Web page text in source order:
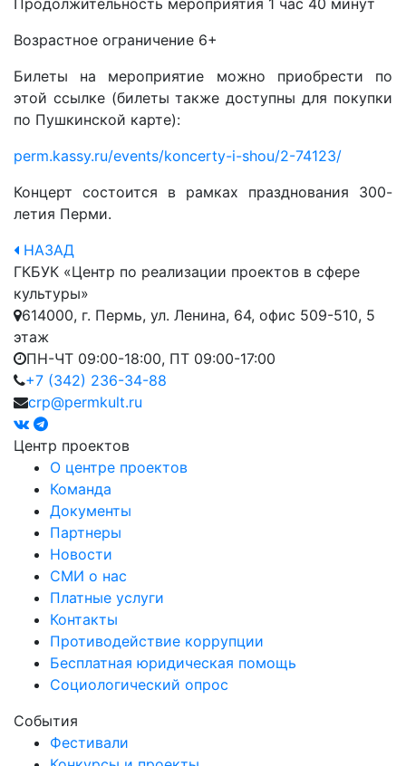
Продолжительность мероприятия 1 час 40 минут
Возрастное ограничение 6+
Билеты на мероприятие можно приобрести по
этой ссылке (билеты также доступны для покупки
по Пушкинской карте):
perm.kassy.ru/events/koncerty-i-shou/2-74123/
Концерт состоится в рамках празднования 300-
летия Перми.
НАЗАД
ГКБУК «Центр по реализации проектов в сфере
культуры»
614000, г. Пермь, ул. Ленина, 64, офис 509-510, 5
этаж
ПН-ЧТ 09:00-18:00, ПТ 09:00-17:00
+7 (342) 236-34-88
crp@permkult.ru
Центр проектов
О центре проектов
Команда
Документы
Партнеры
Новости
СМИ о нас
Платные услуги
Контакты
Противодействие коррупции
Бесплатная юридическая помощь
Социологический опрос
События
Фестивали